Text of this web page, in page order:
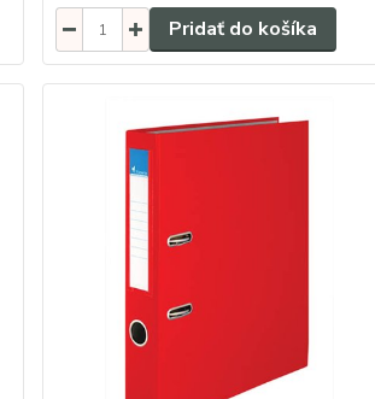
Pridať do košíka